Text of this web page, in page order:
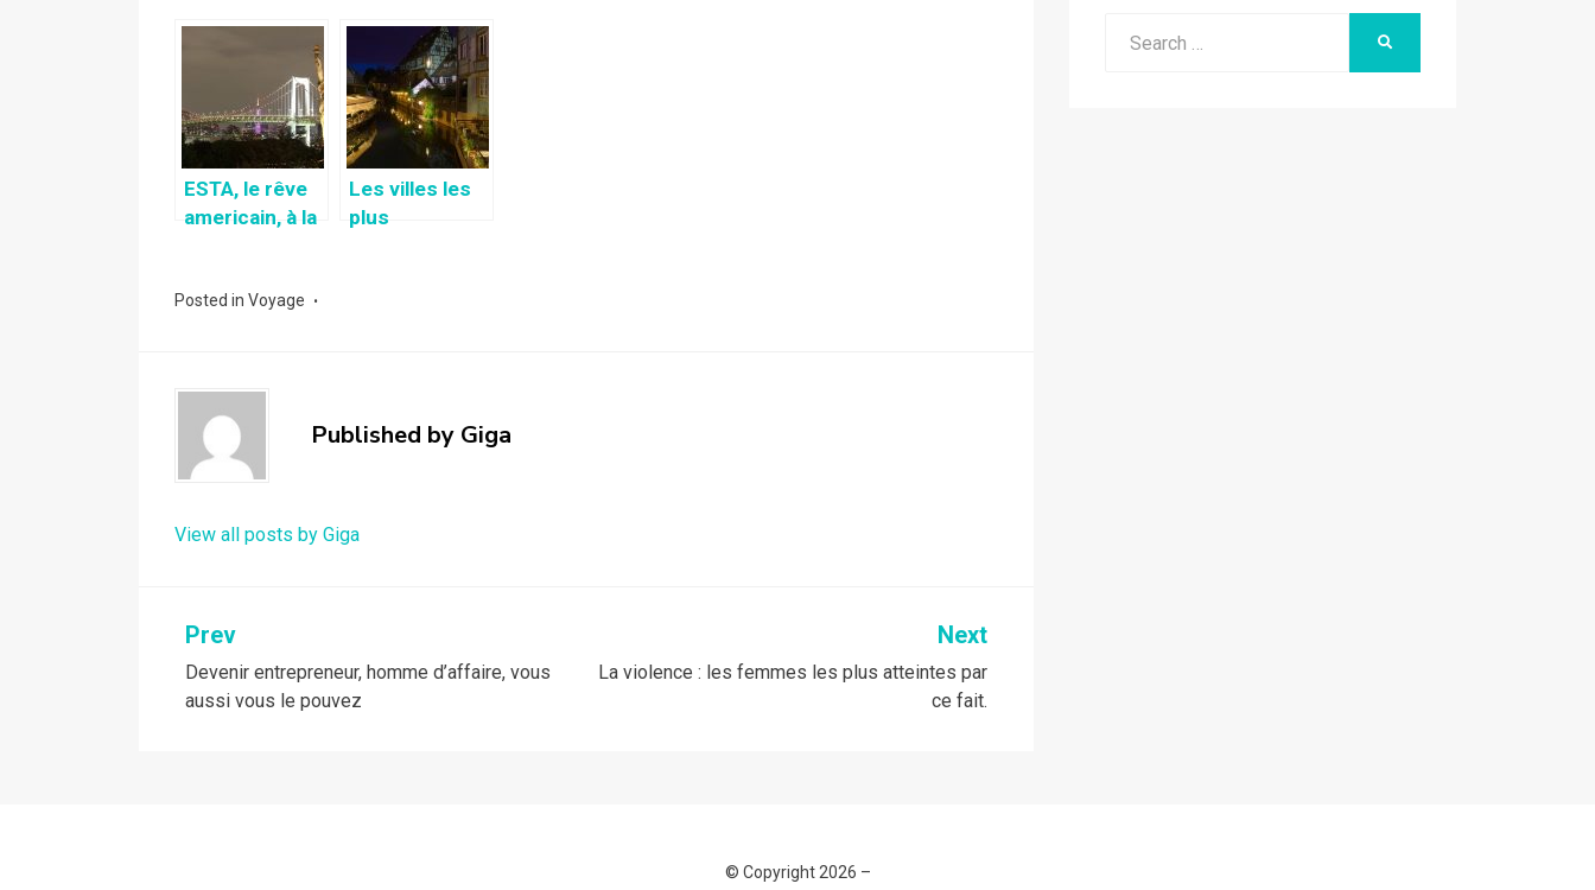
ESTA, le rêve
americain, à la
Les villes les
plus
Posted in Voyage
Published by Giga
View all posts by Giga
Navigation
de
Prev
Devenir entrepreneur, homme d’affaire, vous
aussi vous le pouvez
Next
La violence : les femmes les plus atteintes par
ce fait.
© Copyright 2026 –